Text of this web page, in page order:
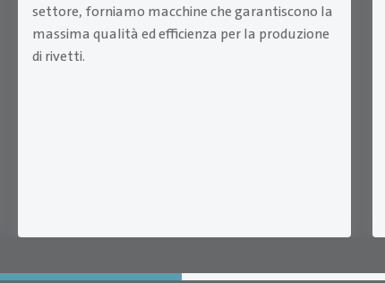
settore, forniamo macchine che garantiscono la
massima qualità ed efficienza per la produzione
di rivetti.